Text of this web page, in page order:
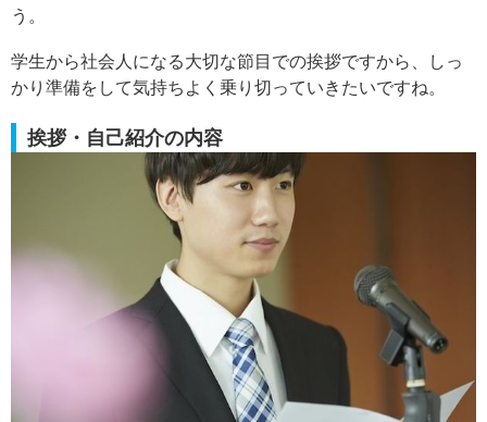
う。
学生から社会人になる大切な節目での挨拶ですから、しっ
かり準備をして気持ちよく乗り切っていきたいですね。
挨拶・自己紹介の内容